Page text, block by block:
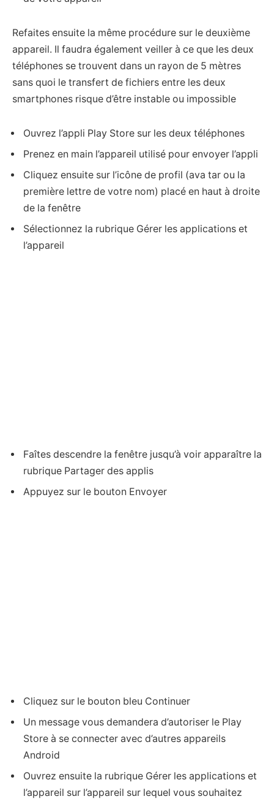
Refaites ensuite la même procédure sur le deuxième
appareil. Il faudra également veiller à ce que les deux
téléphones se trouvent dans un rayon de 5 mètres
sans quoi le transfert de fichiers entre les deux
smartphones risque d’être instable ou impossible
Ouvrez l’appli Play Store sur les deux téléphones
Prenez en main l’appareil utilisé pour envoyer l’appli
Cliquez ensuite sur l’icône de profil (ava tar ou la
première lettre de votre nom) placé en haut à droite
de la fenêtre
Sélectionnez la rubrique Gérer les applications et
l’appareil
Faîtes descendre la fenêtre jusqu’à voir apparaître la
rubrique Partager des applis
Appuyez sur le bouton Envoyer
Cliquez sur le bouton bleu Continuer
Un message vous demandera d’autoriser le Play
Store à se connecter avec d’autres appareils
Android
Ouvrez ensuite la rubrique Gérer les applications et
l’appareil sur l’appareil sur lequel vous souhaitez